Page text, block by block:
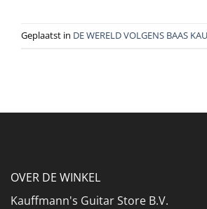
Geplaatst in DE WERELD VOLGENS BAAS
OVER DE WINKEL
Kauffmann's Guitar Store B.V.